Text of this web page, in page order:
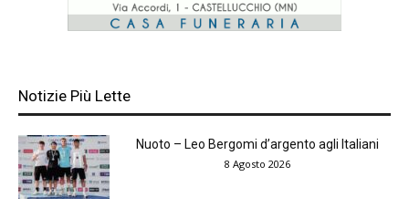
Notizie Più Lette
Nuoto – Leo Bergomi d’argento agli Italiani
8 Agosto 2026